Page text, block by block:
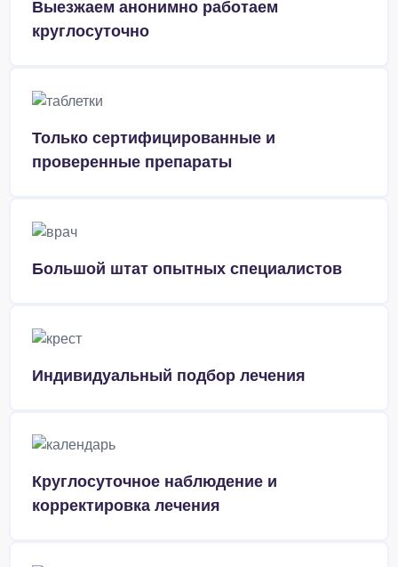
Выезжаем анонимно работаем
круглосуточно
Только сертифицированные и
проверенные препараты
Большой штат опытных специалистов
Индивидуальный подбор лечения
Круглосуточное наблюдение и
корректировка лечения